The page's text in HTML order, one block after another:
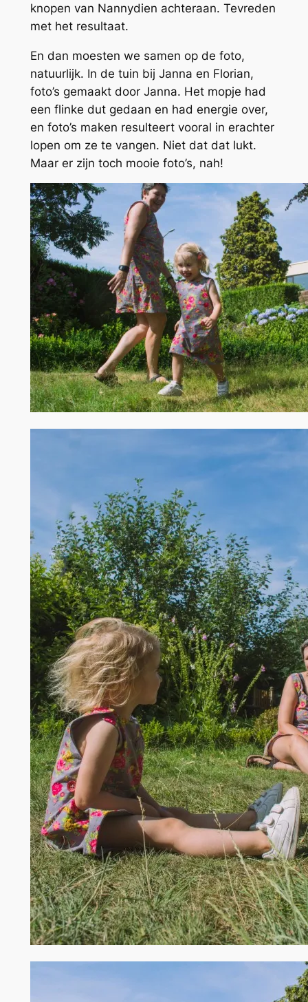
knopen van Nannydien achteraan. Tevreden
met het resultaat.
En dan moesten we samen op de foto,
natuurlijk. In de tuin bij Janna en Florian,
foto’s gemaakt door Janna. Het mopje had
een flinke dut gedaan en had energie over,
en foto’s maken resulteert vooral in erachter
lopen om ze te vangen. Niet dat dat lukt.
Maar er zijn toch mooie foto’s, nah!